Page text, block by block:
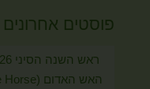
פוסטים אחרונים
האש האדום (Yang Fire Horse)